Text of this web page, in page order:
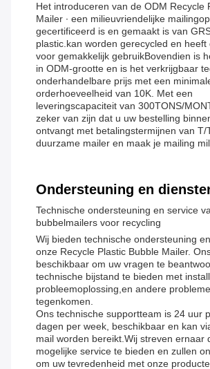
Het introduceren van de ODM Recycle
Mailer ∙ een milieuvriendelijke
gecertificeerd is en gemaakt is van
plastic.kan worden gerecycled en heeft
voor gemakkelijk gebruikBovendien is
in ODM-grootte en is het verkrijgbaar
onderhandelbare prijs met een
orderhoeveelheid van 10K. Met een
leveringscapaciteit van 300TONS/
zeker van zijn dat u uw bestelling
ontvangt met betalingstermijnen van T/
duurzame mailer en maak je mailing
Ondersteuning en
Technische ondersteuning en service
bubbelmailers voor recycling
Wij bieden technische ondersteuning
onze Recycle Plastic Bubble Mailer.
beschikbaar om uw vragen te
technische bijstand te bieden met
probleemoplossing,en andere
tegenkomen.
Ons technische supportteam is 24 uur
dagen per week, beschikbaar en kan
mail worden bereikt.Wij streven ernaar
mogelijke service te bieden en zullen
om uw tevredenheid met onze